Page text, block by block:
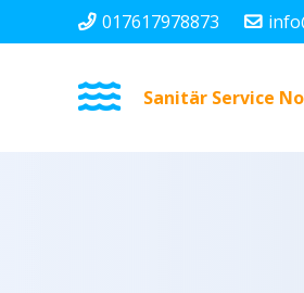
017617978873
Sanitär Service